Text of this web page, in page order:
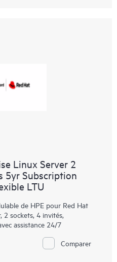
Linux Server 2
5yr Subscription
LTU
de HPE pour Red Hat
2 sockets, 4 invités,
assistance 24/7
Comparer